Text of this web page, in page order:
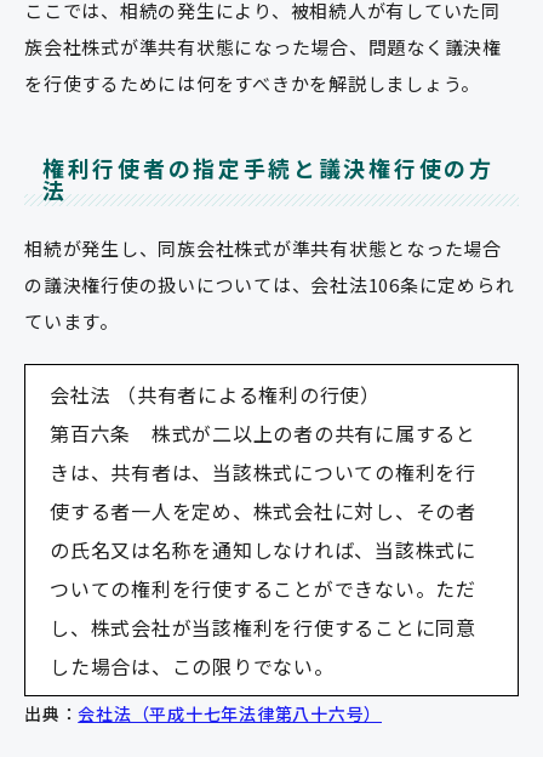
ここでは、相続の発生により、被相続人が有していた同
族会社株式が準共有状態になった場合、問題なく議決権
を行使するためには何をすべきかを解説しましょう。
権利行使者の指定手続と議決権行使の方
法
相続が発生し、同族会社株式が準共有状態となった場合
の議決権行使の扱いについては、会社法106条に定められ
ています。
会社法 （共有者による権利の行使）
第百六条 株式が二以上の者の共有に属すると
きは、共有者は、当該株式についての権利を行
使する者一人を定め、株式会社に対し、その者
の氏名又は名称を通知しなければ、当該株式に
ついての権利を行使することができない。ただ
し、株式会社が当該権利を行使することに同意
した場合は、この限りでない。
出典：会社法（平成十七年法律第八十六号）